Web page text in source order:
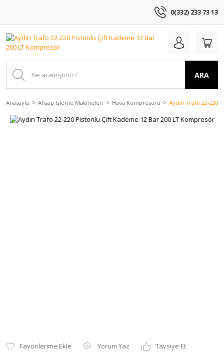
0(332) 233 73 13
ARA
Anasayfa Ahşap İşleme Makineleri Hava Kompresörü Aydın Trafo 22-220
Yorum Yaz
Tavsiye Et